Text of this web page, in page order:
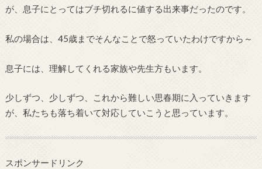
が、息子にとってはブチ切れるに値する出来事だったのです。
私の場合は、45歳までそんなことで怒っていたわけですから～
息子には、理解してくれる家族や先生方もいます。
少しずつ、少しずつ、これから難しい思春期に入っていきます
が、私たちも落ち着いて対応していこうと思っています。
スポンサードリンク